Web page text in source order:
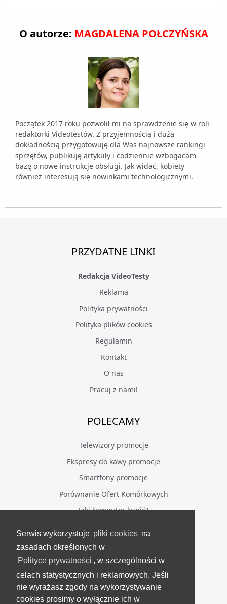
Serwis wykorzystuje pliki cookies na
zasadach określonych w
Polityce prywatności , w szczególności w
celach statystycznych i reklamowych. Jeśli
nie wyrażasz zgody na wykorzystywanie
cookies prosimy o wyłącznie ich w
O autorze: MAGDALENA POŁCZYŃSKA
Początek 2017 roku pozwolił mi na sprawdzenie się w roli
redaktorki Videotestów. Z przyjemnością i dużą
dokładnością przygotowuję dla Was najnowsze rankingi
sprzętów, publikuję artykuły i codziennie wzbogacam
bazę o nowe instrukcje obsługi. Jak widać, kobiety
również interesują się nowinkami technologicznymi.
PRZYDATNE LINKI
Redakcja VideoTesty
Reklama
Polityka prywatności
Polityka plików cookies
Regulamin
Kontakt
O nas
Pracuj z nami!
POLECAMY
Telewizory promocje
Ekspresy do kawy promocje
Smartfony promocje
Porównanie Ofert Komórkowych
Jaki komputer kupić?
BĄDŹ NA BIEŻĄCO
Facebook
Grupa Testerzy Videotestów
YouTube